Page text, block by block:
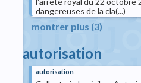
dangereuses de la cla(...)
montrer plus (3)
autorisation
autorisation